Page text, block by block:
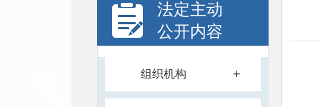
法定主动
公开内容
组织机构 +